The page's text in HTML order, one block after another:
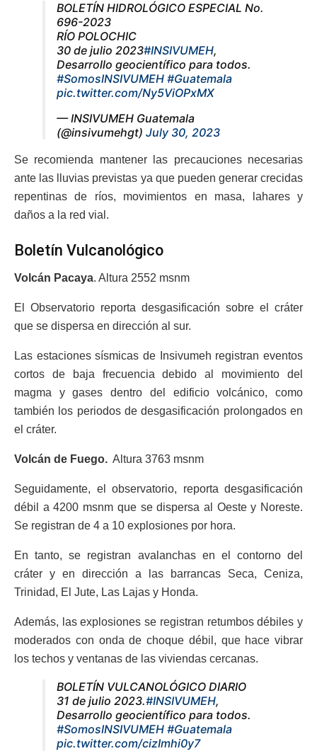
BOLETÍN HIDROLÓGICO ESPECIAL No.
696-2023
RÍO POLOCHIC
30 de julio 2023#INSIVUMEH,
Desarrollo geocientífico para todos.
#SomosINSIVUMEH #Guatemala
pic.twitter.com/Ny5ViOPxMX
— INSIVUMEH Guatemala
(@insivumehgt) July 30, 2023
Se recomienda mantener las precauciones necesarias
ante las lluvias previstas ya que pueden generar crecidas
repentinas de ríos, movimientos en masa, lahares y
daños a la red vial.
Boletín Vulcanológico
Volcán Pacaya. Altura 2552 msnm
El Observatorio reporta desgasificación sobre el cráter
que se dispersa en dirección al sur.
Las estaciones sísmicas de Insivumeh registran eventos
cortos de baja frecuencia debido al movimiento del
magma y gases dentro del edificio volcánico, como
también los periodos de desgasificación prolongados en
el cráter.
Volcán de Fuego. Altura 3763 msnm
Seguidamente, el observatorio, reporta desgasificación
débil a 4200 msnm que se dispersa al Oeste y Noreste.
Se registran de 4 a 10 explosiones por hora.
En tanto, se registran avalanchas en el contorno del
cráter y en dirección a las barrancas Seca, Ceniza,
Trinidad, El Jute, Las Lajas y Honda.
Además, las explosiones se registran retumbos débiles y
moderados con onda de choque débil, que hace vibrar
los techos y ventanas de las viviendas cercanas.
BOLETÍN VULCANOLÓGICO DIARIO
31 de julio 2023.#INSIVUMEH,
Desarrollo geocientífico para todos.
#SomosINSIVUMEH #Guatemala
pic.twitter.com/cizImhi0y7